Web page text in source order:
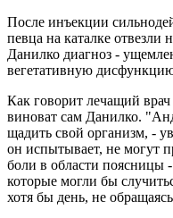
После инъекции
певца на каталке отвезли
Данилко диагноз -
вегетативную
Как говорит лечащий
виноват сам Данилко.
щадить свой организм, -
он испытывает, не могут
боли в области поясницы
которые могли бы
хотя бы день, не